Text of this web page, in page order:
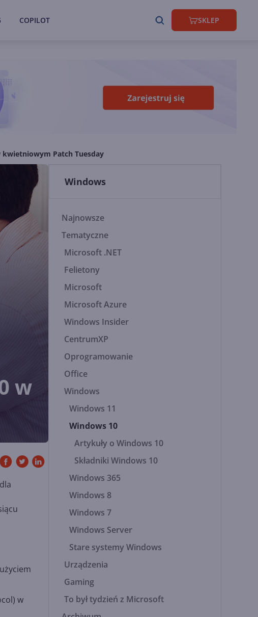
COPILOT SKLEP
kwietniowym Patch Tuesday
w
w
Windows
Najnowsze
Tematyczne
Microsoft .NET
Felietony
Microsoft
Microsoft Azure
Windows Insider
CentrumXP
Oprogramowanie
Office
Windows
Windows 11
Windows 10
Artykuły o Windows 10
Składniki Windows 10
Windows 365
Windows 8
Windows 7
Windows Server
Stare systemy Windows
Urządzenia
Gaming
To był tydzień z Microsoft